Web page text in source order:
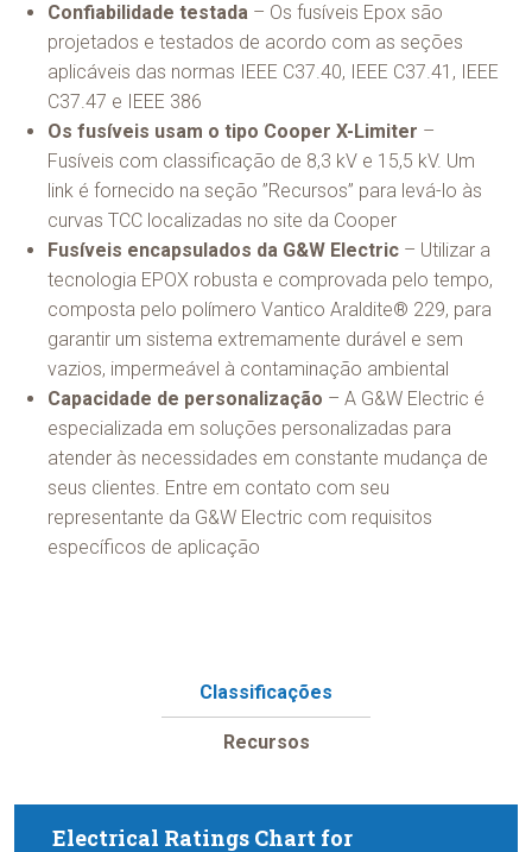
Confiabilidade testada – Os fusíveis Epox são
projetados e testados de acordo com as seções
aplicáveis das normas IEEE C37.40, IEEE C37.41, IEEE
C37.47 e IEEE 386
Os fusíveis usam o tipo Cooper X-Limiter –
Fusíveis com classificação de 8,3 kV e 15,5 kV. Um
link é fornecido na seção ”Recursos” para levá-lo às
curvas TCC localizadas no site da Cooper
Fusíveis encapsulados da G&W Electric – Utilizar a
tecnologia EPOX robusta e comprovada pelo tempo,
composta pelo polímero Vantico Araldite® 229, para
garantir um sistema extremamente durável e sem
vazios, impermeável à contaminação ambiental
Capacidade de personalização – A G&W Electric é
especializada em soluções personalizadas para
atender às necessidades em constante mudança de
seus clientes. Entre em contato com seu
representante da G&W Electric com requisitos
específicos de aplicação
Classificações
Recursos
Electrical Ratings Chart for